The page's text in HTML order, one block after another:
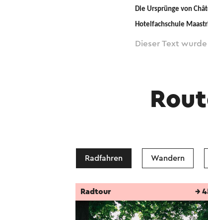
Die Ursprünge von
Hotelfachschule
Dieser Text
Radfahren Wandern
Radtour →